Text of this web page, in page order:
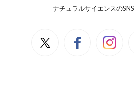
ナチュラルサイエンスのSNS